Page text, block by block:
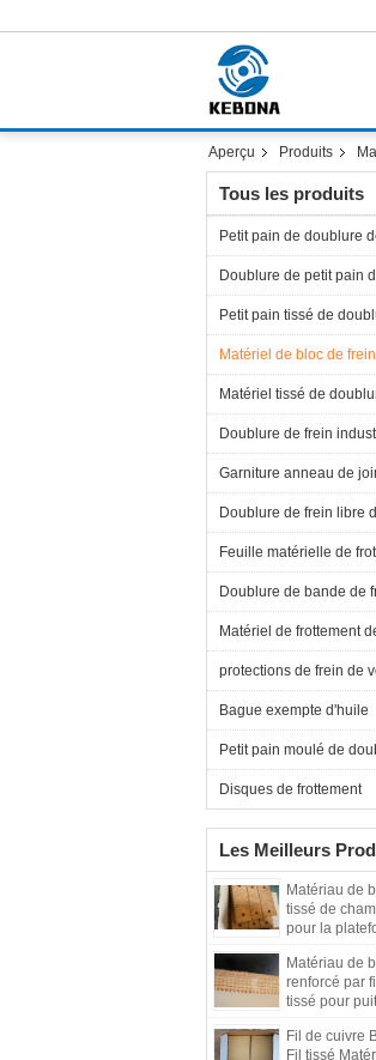
Aperçu Produits
Tous les produits
Petit pain de doublure
Doublure de petit pain
Petit pain tissé de
Matériel de bloc de frein
Matériel tissé de
Doublure de frein
Garniture anneau de
Doublure de frein libre
Feuille matérielle de
Doublure de bande de
Matériel de frottement
protections de frein de
Bague exempte d'huile
Petit pain moulé de
Disques de frottement
Les Meilleurs
Matériau de
tissé de
pour la
Matériau de
renforcé par
tissé pour
Fil de cuivre
Fil tissé